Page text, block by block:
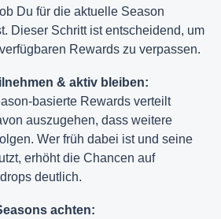
Du für die aktuelle Season
Dieser Schritt ist entscheidend, um
Rewards zu verpassen.
& aktiv bleiben:
basierte Rewards verteilt
auszugehen, dass weitere
Wer früh dabei ist und seine
erhöht die Chancen auf
deutlich.
achten: